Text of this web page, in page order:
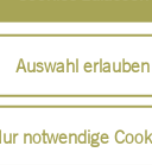
Auswahl erlauben
notwendige
bei
Volkmer